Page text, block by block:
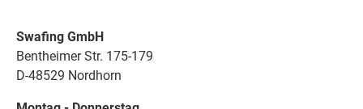
Swafing GmbH
Bentheimer Str. 175-179
D-48529 Nordhorn